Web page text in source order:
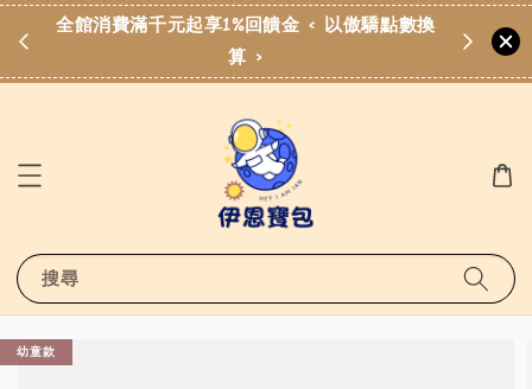
全館消費滿千元起享1%回饋金 < 以傲驕點數換
算 >
搜尋
幼童款